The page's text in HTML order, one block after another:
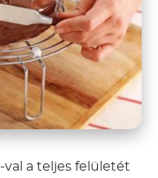
-val a teljes felületét